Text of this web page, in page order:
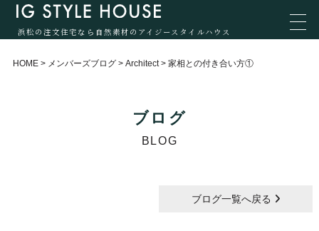
浜松の注文住宅なら自然素材のアイジースタイルハウス
HOME > メンバーズブログ > Architect > 家相との付き合い方①
ブログ
BLOG
ブログ一覧へ戻る